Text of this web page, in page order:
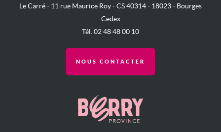
Le Carré - ​11 rue Maurice Roy - ​CS 40314 - 18023 - Bourges
Cedex
Tél. 02 48 48 00 10
NOUS CONTACTER